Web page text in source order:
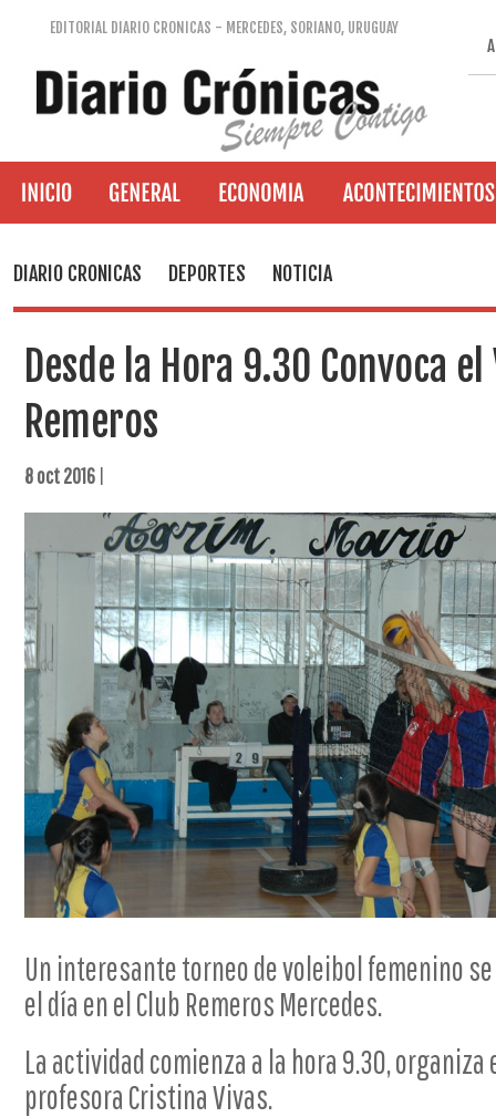
EDITORIAL DIARIO CRONICAS - MERCEDES, SORIANO, URUGUAY
DIARIO CRONICAS DEPORTES NOTICIA
Desde la Hora 9.30 Convoca
Remeros
8 oct 2016 |
Un interesante torneo de voleibol femenino
el día en el Club Remeros Mercedes.
La actividad comienza a la hora 9.30,
profesora Cristina Vivas.